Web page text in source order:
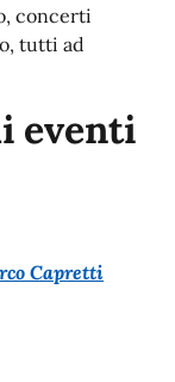
concerti
tutti ad
eventi
Capretti